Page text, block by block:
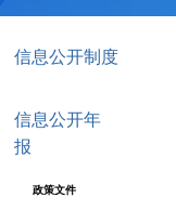
信息公开制度
政策文件
信息公开年
报